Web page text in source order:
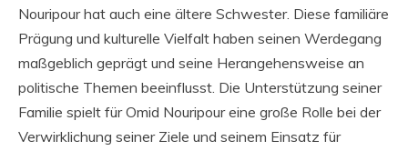
Nouripour hat auch eine ältere Schwester. Diese familiäre
Prägung und kulturelle Vielfalt haben seinen Werdegang
maßgeblich geprägt und seine Herangehensweise an
politische Themen beeinflusst. Die Unterstützung seiner
Familie spielt für Omid Nouripour eine große Rolle bei der
Verwirklichung seiner Ziele und seinem Einsatz für